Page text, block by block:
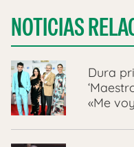
NOTICIAS
Dura
«Me